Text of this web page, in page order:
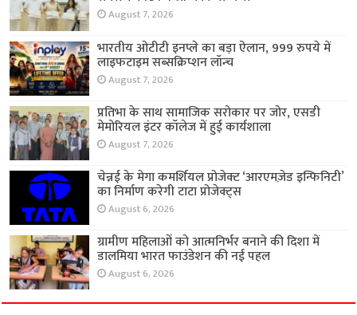
August 7, 2026
भारतीय ओटीटी इनप्ले का बड़ा ऐलान, 999 रुपये में
लाइफटाइम सब्सक्रिप्शन लॉन्च
August 7, 2026
प्रतिभा के साथ सामाजिक सरोकार पर जोर, एसडी
मेमोरियल इंटर कॉलेज में हुई कार्यशाला
August 7, 2026
चेन्नई के मेगा कमर्शियल प्रोजेक्ट ‘आरएमज़ेड इन्फिनिटी’
का निर्माण करेगी टाटा प्रोजेक्ट्स
August 6, 2026
ग्रामीण महिलाओं को आत्मनिर्भर बनाने की दिशा में
डालमिया भारत फाउंडेशन की नई पहल
August 6, 2026